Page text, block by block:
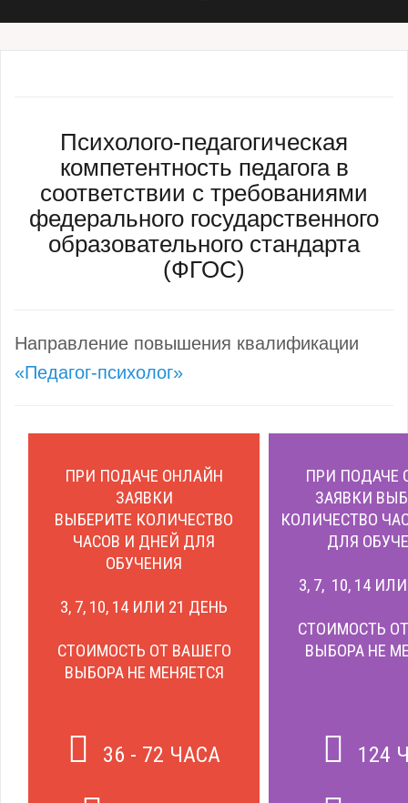
Психолого-педагогическая
компетентность педагога в
соответствии с требованиями
федерального государственного
образовательного стандарта
(ФГОС)
Направление повышения квалификации
«Педагог-психолог»
ПРИ ПОДАЧЕ ОНЛАЙН
ЗАЯВКИ
ВЫБЕРИТЕ КОЛИЧЕСТВО
ЧАСОВ И ДНЕЙ ДЛЯ
ОБУЧЕНИЯ
3, 7, 10, 14 ИЛИ 21 ДЕНЬ
СТОИМОСТЬ ОТ ВАШЕГО
ВЫБОРА НЕ МЕНЯЕТСЯ
36 - 72 ЧАСА
ПРИ ПОДАЧЕ
ЗАЯВКИ
КОЛИЧЕСТВО
ДЛЯ
3, 7, 10, 14
СТОИМОСТЬ
ВЫБОРА НЕ
124